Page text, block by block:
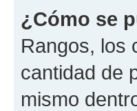
¿Cómo se
Rangos, los
cantidad de
mismo